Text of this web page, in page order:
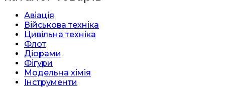
Авіація
Військова техніка
Цивільна техніка
Флот
Діорами
Фігури
Модельна хімія
Інструменти